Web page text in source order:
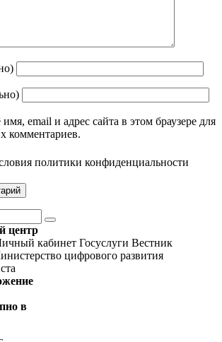
email и адрес сайта в этом браузере для
комментариев.
политики конфиденциальности
Найти
центр
кабинет Госуслуги Вестник
цифрового развития
в